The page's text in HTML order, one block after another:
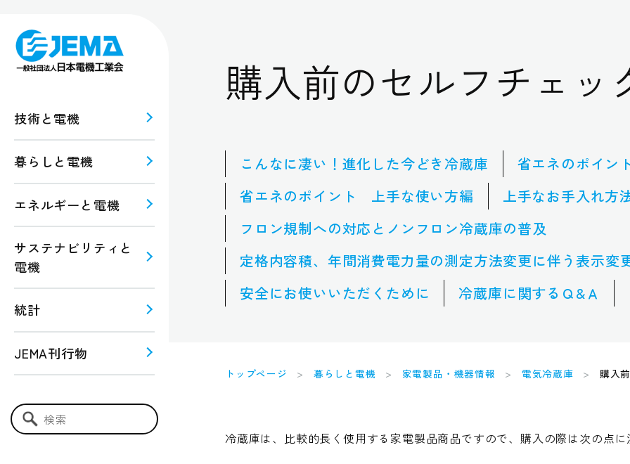
技術と電機
暮らしと電機
エネルギーと電機
サステナビリティと
電機
統計
JEMA刊行物
検索キーワード入力
連
！
ギー
購入前のセルフチェッ
こんなに凄い！進化した今どき冷蔵庫
省エネのポイ
省エネのポイント 上手な使い方編
上手なお手入れ方
フロン規制への対応とノンフロン冷蔵庫の普及
定格内容積、年間消費電力量の測定方法変更に伴う表示変
安全にお使いいただくために
冷蔵庫に関するＱ&Ａ
トップページ 暮らしと電機 家電製品・機器情報 電気冷蔵庫 購入
冷蔵庫は、比較的長く使用する家電製品商品ですので、購入の際は次の点